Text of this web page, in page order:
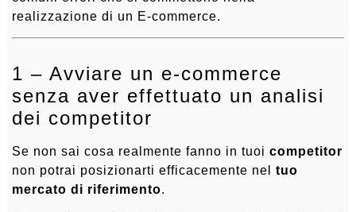
realizzazione di un E-commerce.
1 – Avviare un e-commerce
senza aver effettuato un analisi
dei competitor
Se non sai cosa realmente fanno in tuoi competitor
non potrai posizionarti efficacemente nel tuo
mercato di riferimento.